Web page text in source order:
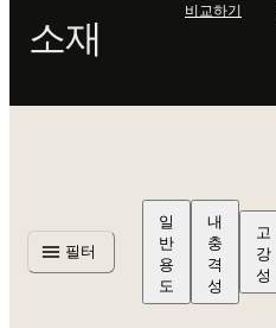
소재
비교하기
필터
일
반
용
도
내
충
격
성
고
강
성